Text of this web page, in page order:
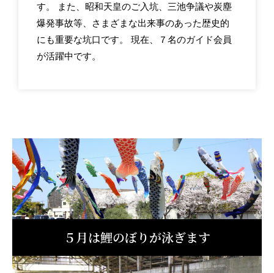
す。 また、昭和天皇のご入坑、三池争議や炭塵
爆発事故等、さまざまな出来事のあった歴史的
にも重要な坑口です。 現在、７名のガイド会員
が活躍中です。
５月は鯉のぼりが泳ぎます